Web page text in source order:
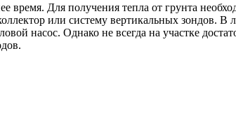
Для получения тепла от грунта
или систему вертикальных зондов. В
насос. Однако не всегда на участке